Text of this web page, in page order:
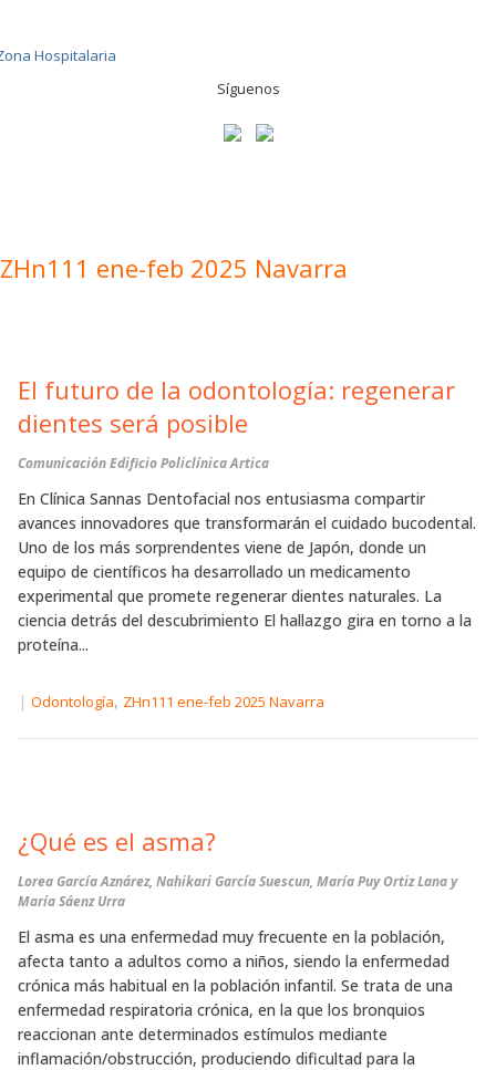
Síguenos
ZHn111 ene-feb 2025 Navarra
El futuro de la odontología: regenerar
dientes será posible
Comunicación Edificio Policlínica Artica
En Clínica Sannas Dentofacial nos entusiasma compartir
avances innovadores que transformarán el cuidado bucodental.
Uno de los más sorprendentes viene de Japón, donde un
equipo de científicos ha desarrollado un medicamento
experimental que promete regenerar dientes naturales. La
ciencia detrás del descubrimiento El hallazgo gira en torno a la
proteína...
| Odontología, ZHn111 ene-feb 2025 Navarra
¿Qué es el asma?
Lorea García Aznárez, Nahikari García Suescun, María Puy Ortiz Lana y
María Sáenz Urra
El asma es una enfermedad muy frecuente en la población,
afecta tanto a adultos como a niños, siendo la enfermedad
crónica más habitual en la población infantil. Se trata de una
enfermedad respiratoria crónica, en la que los bronquios
reaccionan ante determinados estímulos mediante
inflamación/obstrucción, produciendo dificultad para la